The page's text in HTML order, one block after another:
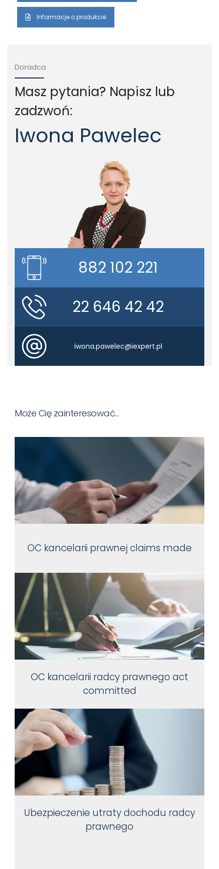
Informacje o produkcie
Doradca
Masz pytania? Napisz lub
zadzwoń:
Iwona Pawelec
882 102 221
22 646 42 42
iwona.pawelec@iexpert.pl
Może Cię zainteresować…
OC kancelarii prawnej claims made
OC kancelarii radcy prawnego act
committed
Ubezpieczenie utraty dochodu radcy
prawnego